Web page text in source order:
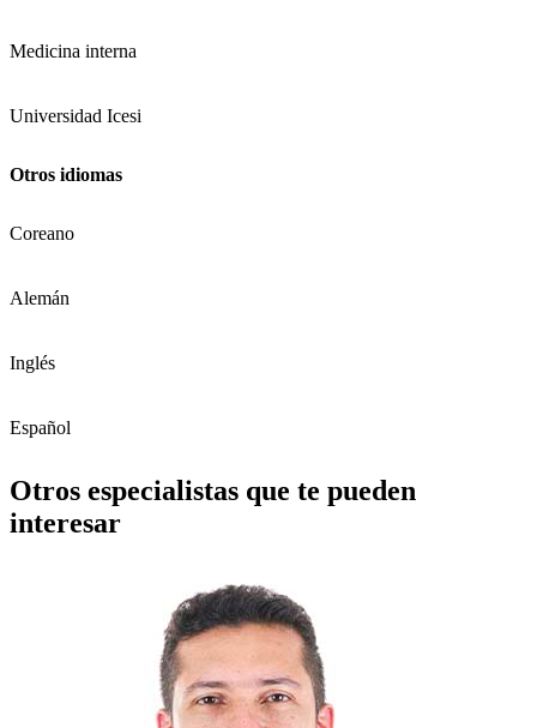
Medicina interna
Universidad Icesi
Otros idiomas
Coreano
Alemán
Inglés
Español
Otros especialistas que te pueden
interesar